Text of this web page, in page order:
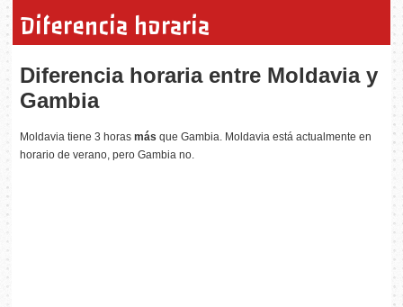
Diferencia horaria
Diferencia horaria entre Moldavia y
Gambia
Moldavia tiene 3 horasmás que Gambia. Moldavia está actualmente en
horario de verano, pero Gambia no.